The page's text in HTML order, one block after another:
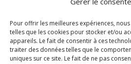
Pour offrir les meilleures expériences,
telles que les cookies pour stocker et/ou
appareils. Le fait de consentir à ces
traiter des données telles que le
uniques sur ce site. Le fait de ne pas
4957, rue Lionel-Groulx, bureau
Desmaures QC G3A 0M7